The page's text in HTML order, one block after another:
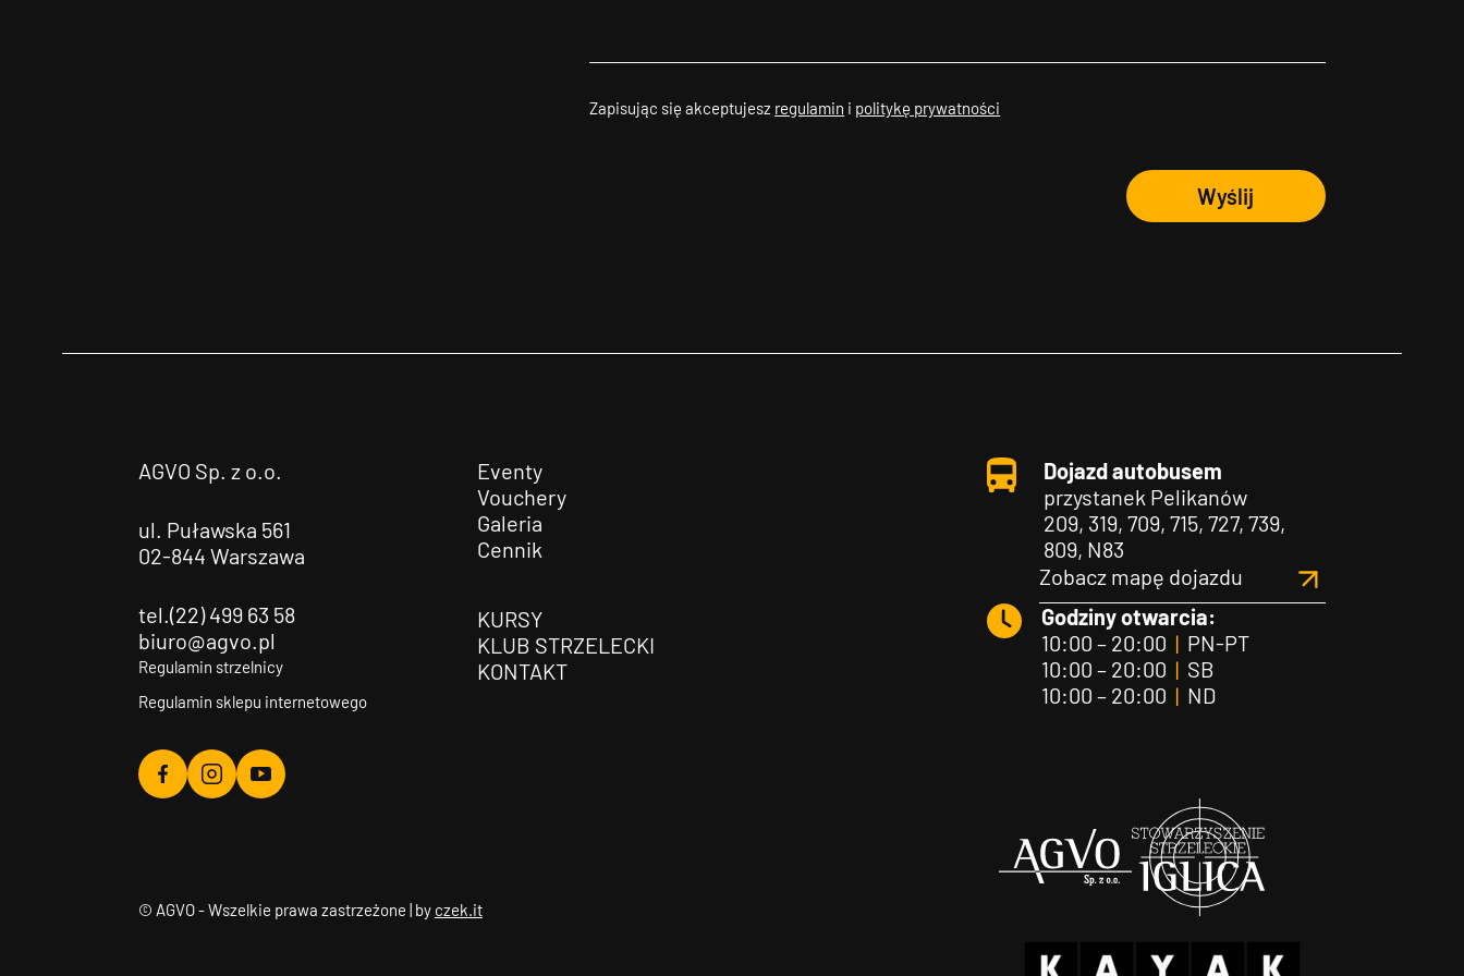
Zapisując się akceptujesz regulamin i politykę prywatności
Wyślij
AGVO Sp. z o.o.
ul. Puławska 561
02-844 Warszawa
tel.(22) 499 63 58
biuro@agvo.pl
Regulamin strzelnicy
Regulamin sklepu internetowego
Agvo
Agvo
Agvo
Eventy
Vouchery
Galeria
Cennik
KURSY
KLUB STRZELECKI
KONTAKT
Dojazd autobusem
przystanek Pelikanów
209, 319, 709, 715, 727, 739,
809, N83
Zobacz mapę dojazdu
Godziny otwarcia:
10:00 – 20:00 |PN-PT
10:00 – 20:00 |SB
10:00 – 20:00 |ND
© AGVO - Wszelkie prawa zastrzeżone | by czek.it
Agvo Iglica